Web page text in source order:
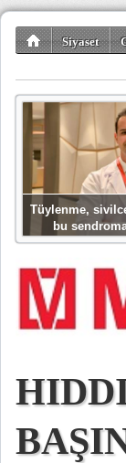
Siyaset
Tüylenme,
bu